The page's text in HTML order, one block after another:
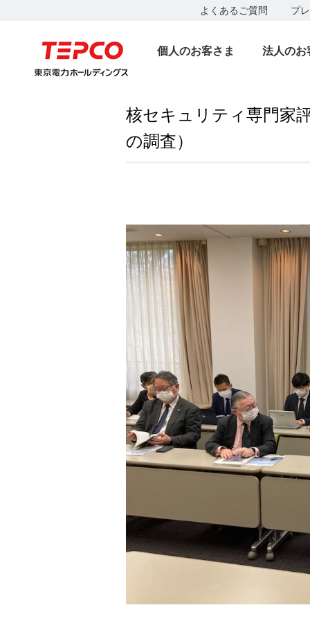
よくあるご質問 プ
個人のお客さま 法人のお
核セキュリティ専門家
の調査）